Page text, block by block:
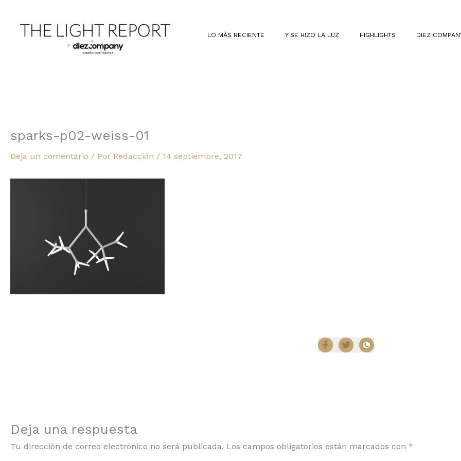
contenido
LO MÁS RECIENTE Y SE HIZO LA LUZ HIGHLIGHTS DIEZ
sparks-p02-weiss-01
Deja un comentario / Por Redacción / 14 septiembre, 2017
Deja una respuesta
Tu dirección de correo electrónico no será publicada. Los campos obligatorios están marcados con *